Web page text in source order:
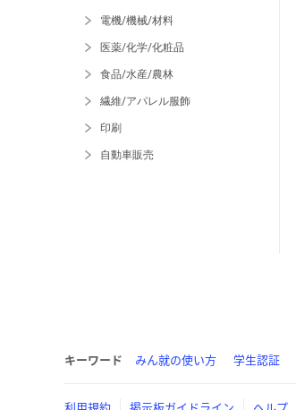
電機/機械/材料
医薬/化学/化粧品
食品/水産/農林
繊維/アパレル服飾
印刷
自動車販売
キーワード みん就の使い方 学生認証